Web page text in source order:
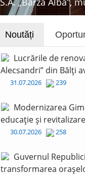
Noutăți
Lucrările de
Alecsandri” din Bălți
31.07.2026 239
Modernizarea
educație și
30.07.2026 258
Guvernul
transformarea